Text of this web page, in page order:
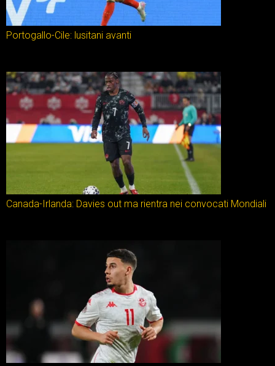
Portogallo-Cile: lusitani avanti
Canada-Irlanda: Davies out ma rientra nei convocati Mondiali